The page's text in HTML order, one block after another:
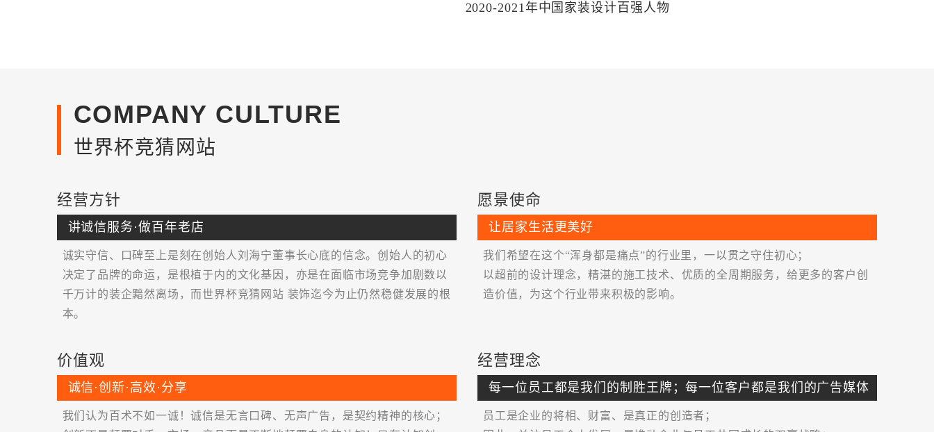
2020-2021年中国家装设计百强人物
2019年度深圳市装饰家装类工程“金鹏奖”
第二届“欧典杯”全国居室装饰实例大奖赛金/银奖
第六届中国室内设计双年展“优秀奖”
第二届中国（深圳）国际文化产业博览交易会中国创意设计大奖住宅装饰设计“优秀奖”
2007年威能杯中国（住宅）室内设计明星大赛银奖、铜奖
COMPANY CULTURE
世界杯竞猜网站
经营方针
讲诚信服务·做百年老店
诚实守信、口碑至上是刻在创始人刘海宁董事长心底的信念。创始人的初心
决定了品牌的命运，是根植于内的文化基因，亦是在面临市场竞争加剧数以
千万计的装企黯然离场，而世界杯竞猜网站 装饰迄今为止仍然稳健发展的根
本。
愿景使命
让居家生活更美好
我们希望在这个“浑身都是痛点”的行业里，一以贯之守住初心；
以超前的设计理念，精湛的施工技术、优质的全周期服务，给更多的客户创
造价值，为这个行业带来积极的影响。
价值观
诚信·创新·高效·分享
我们认为百术不如一诚！诚信是无言口碑、无声广告，是契约精神的核心；
经营理念
每一位员工都是我们的制胜王牌；每一位客户都是我们的广告媒体
员工是企业的将相、财富、是真正的创造者；